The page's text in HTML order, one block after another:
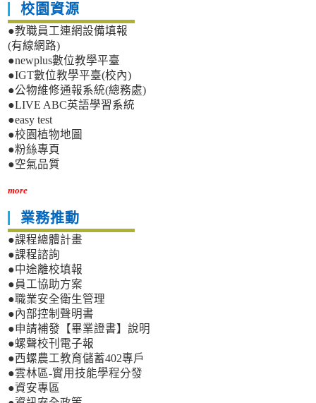
校園資源
●教職員工連網設備填報
(有線網路)
●newplus數位教學平臺
●IGT數位教學平臺(校內)
●公物維修通報系統(總務處)
●LIVE ABC英語學習系統
●easy test
●校園植物地圖
●粉絲專頁
●空氣品質
more
業務推動
●課程總體計畫
●課程諮詢
●中途離校填報
●員工協助方案
●職業安全衛生管理
●內部控制聲明書
●申請補發【畢業證書】說明
●螺聲校刊電子報
●西螺農工教育儲蓄402專戶
●雲林區-實用技能學程分發
●資安專區